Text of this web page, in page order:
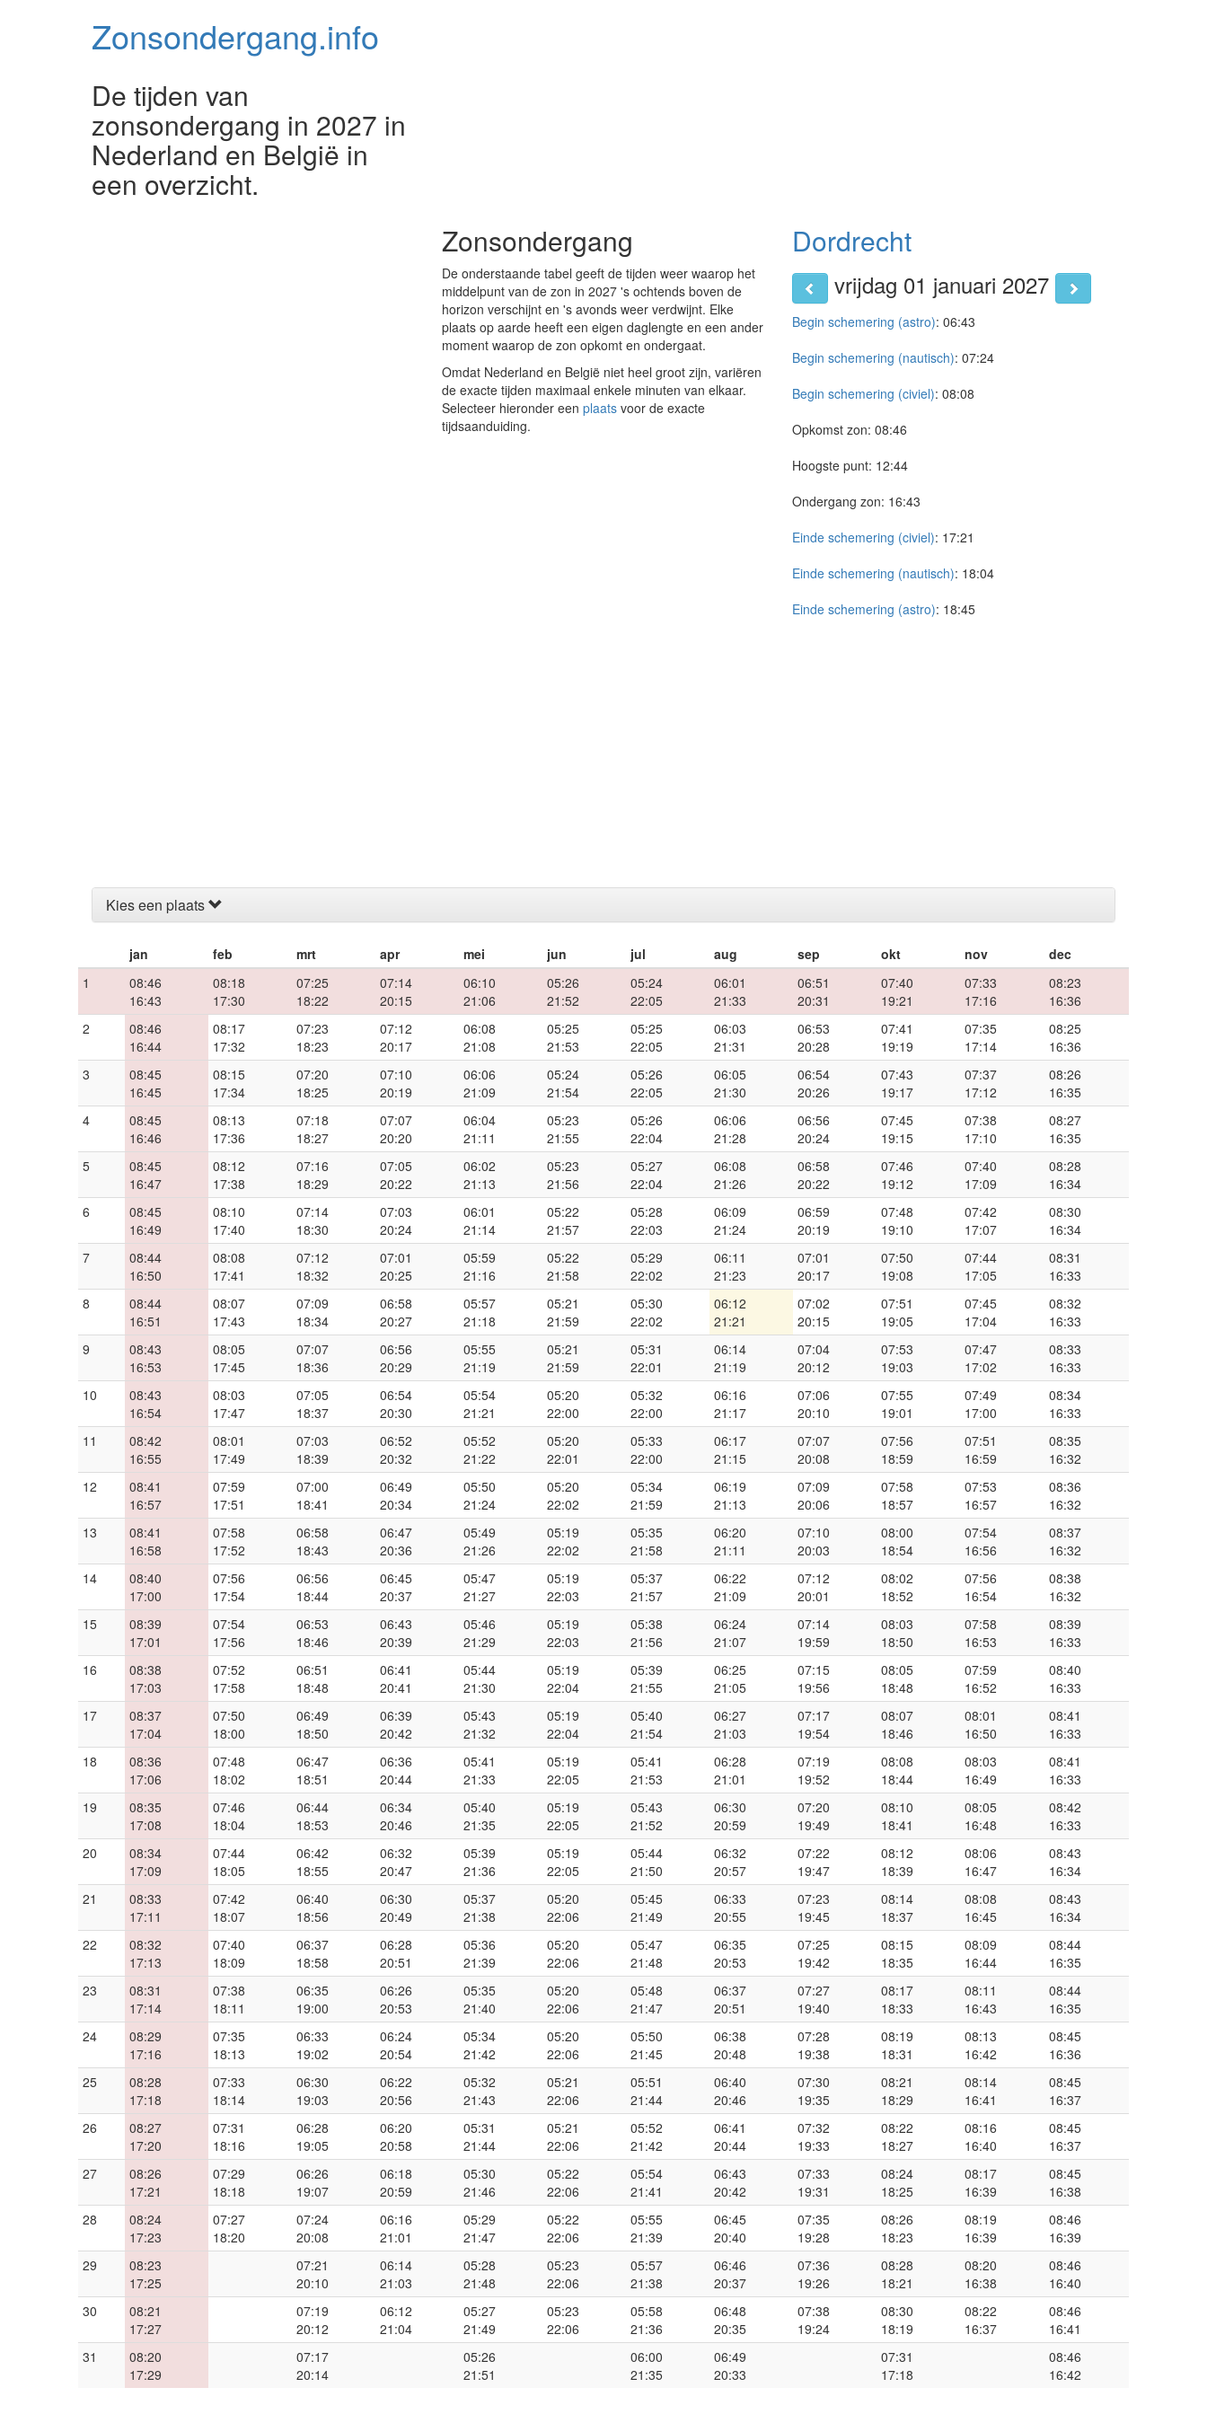
Zonsondergang.info
De tijden van
zonsondergang in 2027 in
Nederland en België in
een overzicht.
Zonsondergang
De onderstaande tabel geeft de tijden weer waarop het
middelpunt van de zon in 2027 's ochtends boven de
horizon verschijnt en 's avonds weer verdwijnt. Elke
plaats op aarde heeft een eigen daglengte en een ander
moment waarop de zon opkomt en ondergaat.
Omdat Nederland en België niet heel groot zijn, variëren
de exacte tijden maximaal enkele minuten van elkaar.
Selecteer hieronder een plaats voor de exacte
tijdsaanduiding.
Dordrecht
vrijdag 01 januari 2027
Begin schemering (astro): 06:43
Begin schemering (nautisch): 07:24
Begin schemering (civiel): 08:08
Opkomst zon: 08:46
Hoogste punt: 12:44
Ondergang zon: 16:43
Einde schemering (civiel): 17:21
Einde schemering (nautisch): 18:04
Einde schemering (astro): 18:45
Kies een plaats
jan feb mrt apr mei jun jul aug sep okt nov
dec
1
08:46
16:43
08:18
17:30
07:25
18:22
07:14
20:15
06:10
21:06
05:26
21:52
05:24
22:05
06:01
21:33
06:51
20:31
07:40
19:21
07:33
17:16
08:23
16:36
2
08:46
16:44
08:17
17:32
07:23
18:23
07:12
20:17
06:08
21:08
05:25
21:53
05:25
22:05
06:03
21:31
06:53
20:28
07:41
19:19
07:35
17:14
08:25
16:36
3
08:45
16:45
08:15
17:34
07:20
18:25
07:10
20:19
06:06
21:09
05:24
21:54
05:26
22:05
06:05
21:30
06:54
20:26
07:43
19:17
07:37
17:12
08:26
16:35
4
08:45
16:46
08:13
17:36
07:18
18:27
07:07
20:20
06:04
21:11
05:23
21:55
05:26
22:04
06:06
21:28
06:56
20:24
07:45
19:15
07:38
17:10
08:27
16:35
5
08:45
16:47
08:12
17:38
07:16
18:29
07:05
20:22
06:02
21:13
05:23
21:56
05:27
22:04
06:08
21:26
06:58
20:22
07:46
19:12
07:40
17:09
08:28
16:34
6
08:45
16:49
08:10
17:40
07:14
18:30
07:03
20:24
06:01
21:14
05:22
21:57
05:28
22:03
06:09
21:24
06:59
20:19
07:48
19:10
07:42
17:07
08:30
16:34
7
08:44
16:50
08:08
17:41
07:12
18:32
07:01
20:25
05:59
21:16
05:22
21:58
05:29
22:02
06:11
21:23
07:01
20:17
07:50
19:08
07:44
17:05
08:31
16:33
8
08:44
16:51
08:07
17:43
07:09
18:34
06:58
20:27
05:57
21:18
05:21
21:59
05:30
22:02
06:12
21:21
07:02
20:15
07:51
19:05
07:45
17:04
08:32
16:33
9
08:43
16:53
08:05
17:45
07:07
18:36
06:56
20:29
05:55
21:19
05:21
21:59
05:31
22:01
06:14
21:19
07:04
20:12
07:53
19:03
07:47
17:02
08:33
16:33
10
08:43
16:54
08:03
17:47
07:05
18:37
06:54
20:30
05:54
21:21
05:20
22:00
05:32
22:00
06:16
21:17
07:06
20:10
07:55
19:01
07:49
17:00
08:34
16:33
11
08:42
16:55
08:01
17:49
07:03
18:39
06:52
20:32
05:52
21:22
05:20
22:01
05:33
22:00
06:17
21:15
07:07
20:08
07:56
18:59
07:51
16:59
08:35
16:32
12
08:41
16:57
07:59
17:51
07:00
18:41
06:49
20:34
05:50
21:24
05:20
22:02
05:34
21:59
06:19
21:13
07:09
20:06
07:58
18:57
07:53
16:57
08:36
16:32
13
08:41
16:58
07:58
17:52
06:58
18:43
06:47
20:36
05:49
21:26
05:19
22:02
05:35
21:58
06:20
21:11
07:10
20:03
08:00
18:54
07:54
16:56
08:37
16:32
14
08:40
17:00
07:56
17:54
06:56
18:44
06:45
20:37
05:47
21:27
05:19
22:03
05:37
21:57
06:22
21:09
07:12
20:01
08:02
18:52
07:56
16:54
08:38
16:32
15
08:39
17:01
07:54
17:56
06:53
18:46
06:43
20:39
05:46
21:29
05:19
22:03
05:38
21:56
06:24
21:07
07:14
19:59
08:03
18:50
07:58
16:53
08:39
16:33
16
08:38
17:03
07:52
17:58
06:51
18:48
06:41
20:41
05:44
21:30
05:19
22:04
05:39
21:55
06:25
21:05
07:15
19:56
08:05
18:48
07:59
16:52
08:40
16:33
17
08:37
17:04
07:50
18:00
06:49
18:50
06:39
20:42
05:43
21:32
05:19
22:04
05:40
21:54
06:27
21:03
07:17
19:54
08:07
18:46
08:01
16:50
08:41
16:33
18
08:36
17:06
07:48
18:02
06:47
18:51
06:36
20:44
05:41
21:33
05:19
22:05
05:41
21:53
06:28
21:01
07:19
19:52
08:08
18:44
08:03
16:49
08:41
16:33
19
08:35
17:08
07:46
18:04
06:44
18:53
06:34
20:46
05:40
21:35
05:19
22:05
05:43
21:52
06:30
20:59
07:20
19:49
08:10
18:41
08:05
16:48
08:42
16:33
20
08:34
17:09
07:44
18:05
06:42
18:55
06:32
20:47
05:39
21:36
05:19
22:05
05:44
21:50
06:32
20:57
07:22
19:47
08:12
18:39
08:06
16:47
08:43
16:34
21
08:33
17:11
07:42
18:07
06:40
18:56
06:30
20:49
05:37
21:38
05:20
22:06
05:45
21:49
06:33
20:55
07:23
19:45
08:14
18:37
08:08
16:45
08:43
16:34
22
08:32
17:13
07:40
18:09
06:37
18:58
06:28
20:51
05:36
21:39
05:20
22:06
05:47
21:48
06:35
20:53
07:25
19:42
08:15
18:35
08:09
16:44
08:44
16:35
23
08:31
17:14
07:38
18:11
06:35
19:00
06:26
20:53
05:35
21:40
05:20
22:06
05:48
21:47
06:37
20:51
07:27
19:40
08:17
18:33
08:11
16:43
08:44
16:35
24
08:29
17:16
07:35
18:13
06:33
19:02
06:24
20:54
05:34
21:42
05:20
22:06
05:50
21:45
06:38
20:48
07:28
19:38
08:19
18:31
08:13
16:42
08:45
16:36
25
08:28
17:18
07:33
18:14
06:30
19:03
06:22
20:56
05:32
21:43
05:21
22:06
05:51
21:44
06:40
20:46
07:30
19:35
08:21
18:29
08:14
16:41
08:45
16:37
26
08:27
17:20
07:31
18:16
06:28
19:05
06:20
20:58
05:31
21:44
05:21
22:06
05:52
21:42
06:41
20:44
07:32
19:33
08:22
18:27
08:16
16:40
08:45
16:37
27
08:26
17:21
07:29
18:18
06:26
19:07
06:18
20:59
05:30
21:46
05:22
22:06
05:54
21:41
06:43
20:42
07:33
19:31
08:24
18:25
08:17
16:39
08:45
16:38
28
08:24
17:23
07:27
18:20
07:24
20:08
06:16
21:01
05:29
21:47
05:22
22:06
05:55
21:39
06:45
20:40
07:35
19:28
08:26
18:23
08:19
16:39
08:46
16:39
29
08:23
17:25
07:21
20:10
06:14
21:03
05:28
21:48
05:23
22:06
05:57
21:38
06:46
20:37
07:36
19:26
08:28
18:21
08:20
16:38
08:46
16:40
30
08:21
17:27
07:19
20:12
06:12
21:04
05:27
21:49
05:23
22:06
05:58
21:36
06:48
20:35
07:38
19:24
08:30
18:19
08:22
16:37
08:46
16:41
31
08:20
17:29
07:17
20:14
05:26
21:51
06:00
21:35
06:49
20:33
07:31
17:18
08:46
16:42